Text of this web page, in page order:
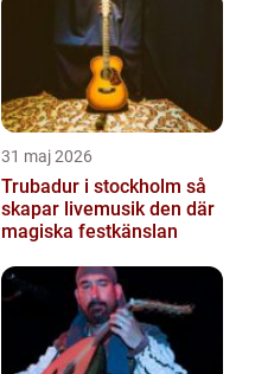
31 maj 2026
Trubadur i stockholm så
skapar livemusik den där
magiska festkänslan